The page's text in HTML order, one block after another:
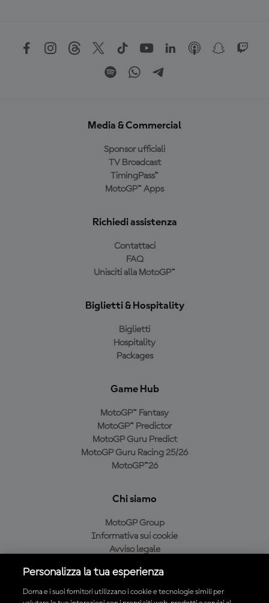
Media & Commercial
Sponsor ufficiali
TV Broadcast
TimingPass™
MotoGP™ Apps
Richiedi assistenza
Contattaci
FAQ
Unisciti alla MotoGP™
Biglietti & Hospitality
Biglietti
Hospitality
Packages
Game Hub
MotoGP™ Fantasy
MotoGP™ Predictor
MotoGP Guru Predict
MotoGP Guru Racing 25/26
MotoGP™26
Chi siamo
MotoGP Group
Informativa sui cookie
Avviso legale
Condizioni di acquisto
Personalizza la tua esperienza
Dorna e i suoi fornitori utilizzano i cookie e tecnologie simili per